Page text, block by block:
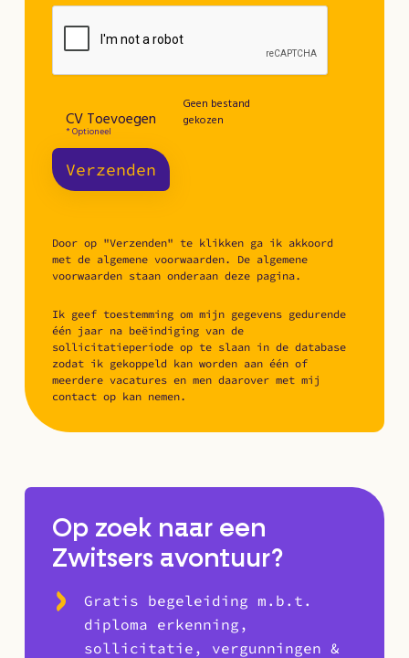
CV Toevoegen
Geen bestand
gekozen
Verzenden
* Optioneel
Door op "Verzenden" te klikken ga ik akkoord
met de algemene voorwaarden. De algemene
voorwaarden staan onderaan deze pagina.
Ik geef toestemming om mijn gegevens gedurende
één jaar na beëindiging van de
sollicitatieperiode op te slaan in de database
zodat ik gekoppeld kan worden aan één of
meerdere vacatures en men daarover met mij
contact op kan nemen.
Op zoek naar een
Zwitsers avontuur?
Gratis begeleiding m.b.t.
diploma erkenning,
sollicitatie, vergunningen &